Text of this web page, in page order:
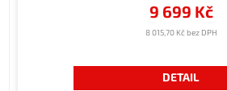
je
5,0
hvězdiček.
8 015,70 Kč bez DPH
9 699 Kč
DETAIL